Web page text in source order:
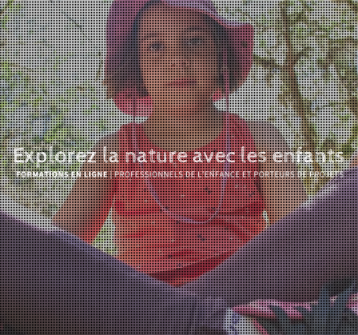
Eveil et Nature
Outils et Formations en ligne pour explorer la nature
avec les enfants